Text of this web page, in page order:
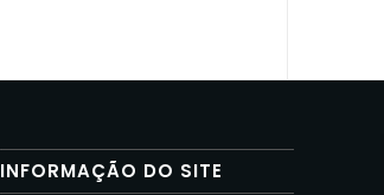
INFORMAÇÃO DO SITE